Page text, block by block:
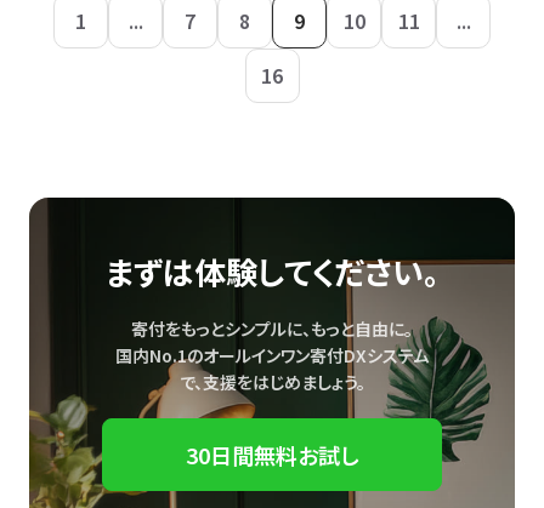
1 ... 7 8 9 10 11
...
16
まずは体験してください。
寄付をもっとシンプルに、もっと自由に。
国内No.1のオールインワン寄付DXシステム
で、支援をはじめましょう。
30日間無料お試し